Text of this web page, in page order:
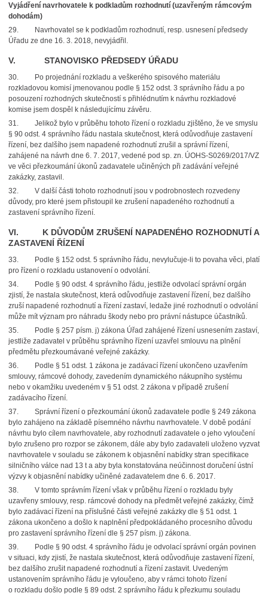
Vyjádření navrhovatele k podkladům rozhodnutí (uzavřeným rámcovým
dohodám)
29.
Navrhovatel se k podkladům rozhodnutí, resp. usnesení předsedy
Úřadu ze dne 16. 3. 2018, nevyjádřil.
V. STANOVISKO PŘEDSEDY ÚŘADU
30.
Po projednání rozkladu a veškerého spisového materiálu
rozkladovou komisí jmenovanou podle § 152 odst. 3 správního řádu a po
posouzení rozhodných skutečností s přihlédnutím k návrhu rozkladové
komise jsem dospěl k následujícímu závěru.
31.
Jelikož bylo v průběhu tohoto řízení o rozkladu zjištěno, že ve smyslu
§ 90 odst. 4 správního řádu nastala skutečnost, která odůvodňuje zastavení
řízení, bez dalšího jsem napadené rozhodnutí zrušil a správní řízení,
zahájené na návrh dne 6. 7. 2017, vedené pod sp. zn. ÚOHS-S0269/2017/VZ
ve věci přezkoumání úkonů zadavatele učiněných při zadávání veřejné
zakázky, zastavil.
32.
V další části tohoto rozhodnutí jsou v podrobnostech rozvedeny
důvody, pro které jsem přistoupil ke zrušení napadeného rozhodnutí a
zastavení správního řízení.
VI. K DŮVODŮM ZRUŠENÍ NAPADENÉHO ROZHODNUTÍ A
ZASTAVENÍ ŘÍZENÍ
33.
Podle § 152 odst. 5 správního řádu, nevylučuje-li to povaha věci, platí
pro řízení o rozkladu ustanovení o odvolání.
34.
Podle § 90 odst. 4 správního řádu, jestliže odvolací správní orgán
zjistí, že nastala skutečnost, která odůvodňuje zastavení řízení, bez dalšího
zruší napadené rozhodnutí a řízení zastaví, ledaže jiné rozhodnutí o odvolání
může mít význam pro náhradu škody nebo pro právní nástupce účastníků.
35.
Podle § 257 písm. j) zákona Úřad zahájené řízení usnesením zastaví,
jestliže zadavatel v průběhu správního řízení uzavřel smlouvu na plnění
předmětu přezkoumávané veřejné zakázky.
36.
Podle § 51 odst. 1 zákona je zadávací řízení ukončeno uzavřením
smlouvy, rámcové dohody, zavedením dynamického nákupního systému
nebo v okamžiku uvedeném v § 51 odst. 2 zákona v případě zrušení
zadávacího řízení.
37.
Správní řízení o přezkoumání úkonů zadavatele podle § 249 zákona
bylo zahájeno na základě písemného návrhu navrhovatele. V době podání
návrhu bylo cílem navrhovatele, aby rozhodnutí zadavatele o jeho vyloučení
bylo zrušeno pro rozpor se zákonem, dále aby bylo zadavateli uloženo vyzvat
navrhovatele v souladu se zákonem k objasnění nabídky stran specifikace
silničního válce nad 13 t a aby byla konstatována neúčinnost doručení ústní
výzvy k objasnění nabídky učiněné zadavatelem dne 6. 6. 2017.
38.
V tomto správním řízení však v průběhu řízení o rozkladu byly
uzavřeny smlouvy, resp. rámcové dohody na předmět veřejné zakázky, čímž
bylo zadávací řízení na příslušné části veřejné zakázky dle § 51 odst. 1
zákona ukončeno a došlo k naplnění předpokládaného procesního důvodu
pro zastavení správního řízení dle § 257 písm. j) zákona.
39.
Podle § 90 odst. 4 správního řádu je odvolací správní orgán povinen
v situaci, kdy zjistí, že nastala skutečnost, která odůvodňuje zastavení řízení,
bez dalšího zrušit napadené rozhodnutí a řízení zastavit. Uvedeným
ustanovením správního řádu je vyloučeno, aby v rámci tohoto řízení
o rozkladu došlo podle § 89 odst. 2 správního řádu k přezkumu souladu